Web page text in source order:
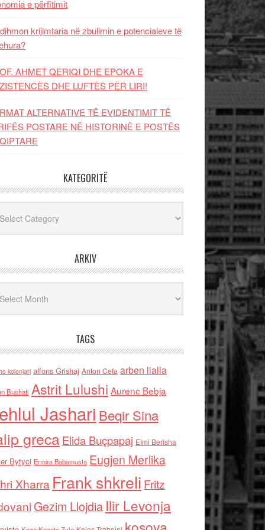
e përfitimit
krijimtaria në zbulimin e potencialeve të
AHMET QERIQI DHE EPOKA E
DHE LUFTЁS PЁR LIRI!
ALTERNATIVE TË EVIDENTIMIT TË
POSTARE NË HISTORINË E POSTËS
KATEGORITË
ARKIV
TAGS
kolonjari alfons Grishaj Anton Cefa arben llalla
Bushati Astrit Lulushi Aurenc Bebja
Jashari Beqir Sina
grecaElida Buçpapaj Elmi Berisha
Bytyci Ermira Babamusta Eugjen Merlika
Xharra Frank shkreli Fritz
Gezim Llojdia Ilir Levonja